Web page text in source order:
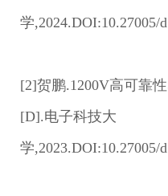
学,2024.DOI:10.27005/
[2]贺鹏.1200V高可靠
[D].电子科技大
学,2023.DOI:10.27005/